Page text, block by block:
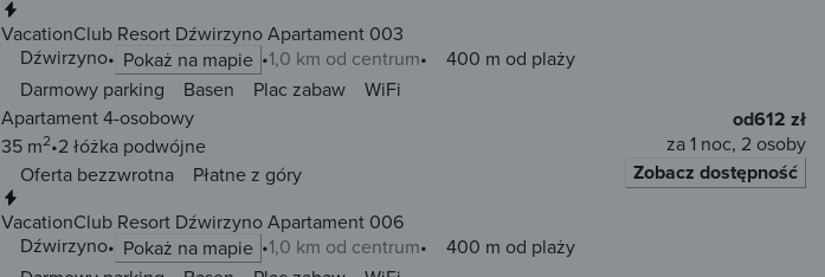
VacationClub Resort Dźwirzyno Apartament 003
Dźwirzyno
Pokaż na mapie 1,0 km od centrum
400 m od plaży
Darmowy parking
Basen Plac zabaw
WiFi
Apartament 4-osobowy
35 m2 2 łóżka podwójne
Oferta bezzwrotna
Płatne z góry
od612 zł
za 1 noc, 2 osoby
Zobacz dostępność
VacationClub Resort Dźwirzyno Apartament 006
Dźwirzyno
Pokaż na mapie 1,0 km od centrum
400 m od plaży